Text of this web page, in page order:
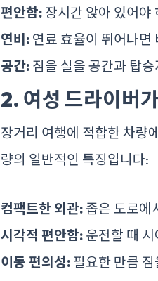
편안함: 장시간 앉아 있어야
연비: 연료 효율이 뛰어나면
공간: 짐을 실을 공간과 탑
2. 여성 드라이버
장거리 여행에 적합한 차량
량의 일반적인 특징입니다:
컴팩트한 외관: 좁은 도로에
시각적 편안함: 운전할 때
이동 편의성: 필요한 만큼